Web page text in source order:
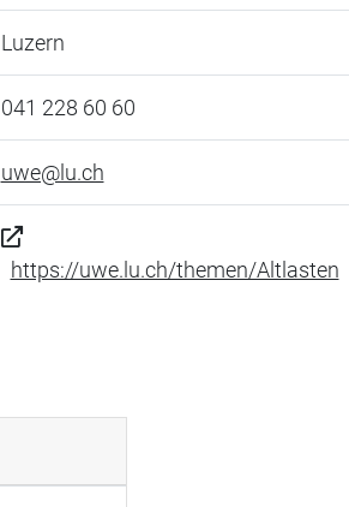
Luzern
041 228 60 60
uwe@lu.ch
https://uwe.lu.ch/themen/Altlasten